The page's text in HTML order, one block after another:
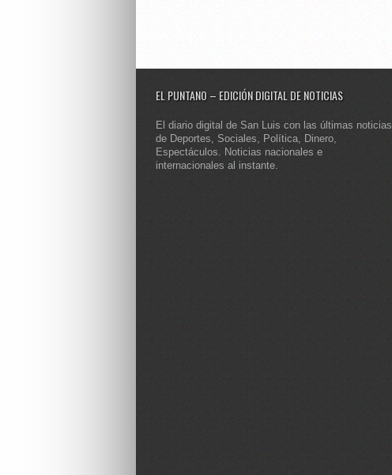
EL PUNTANO – EDICIÓN DIGITAL DE NOTICIAS
El diario digital de San Luis con las últimas noticias
de Deportes, Sociales, Política, Dinero,
Espectáculos. Noticias nacionales e
internacionales al instante.